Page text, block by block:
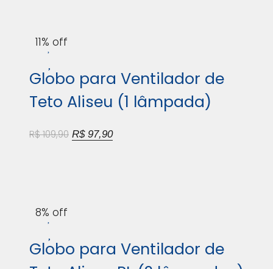
11% off
Globo para Ventilador de
Teto Aliseu (1 lâmpada)
R$109,90 R$97,90
8% off
Globo para Ventilador de